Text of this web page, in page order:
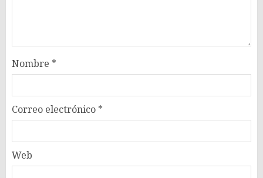
Nombre *
Correo electrónico *
Web